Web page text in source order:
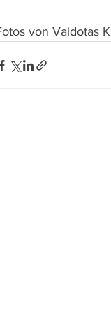
von Vaidotas